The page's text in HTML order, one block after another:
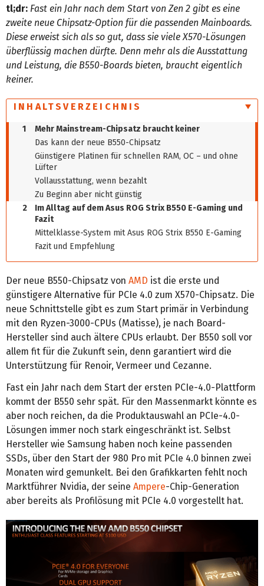
tl;dr: Fast ein Jahr nach dem Start von Zen 2 gibt es eine
zweite neue Chipsatz-Option für die passenden Mainboards.
Diese erweist sich als so gut, dass sie viele X570-Lösungen
überflüssig machen dürfte. Denn mehr als die Ausstattung
und Leistung, die B550-Boards bieten, braucht eigentlich
keiner.
INHALTSVERZEICHNIS
1
Mehr Mainstream-Chipsatz braucht keiner
Das kann der neue B550-Chipsatz
Günstigere Platinen für schnellen RAM, OC – und ohne
Lüfter
Vollausstattung, wenn bezahlt
Zu Beginn aber nicht günstig
2
Im Alltag auf dem Asus ROG Strix B550 E-Gaming und
Fazit
Mittelklasse-System mit Asus ROG Strix B550 E-Gaming
Fazit und Empfehlung
Der neue B550-Chipsatz von AMD ist die erste und
günstigere Alternative für PCIe 4.0 zum X570-Chipsatz. Die
neue Schnittstelle gibt es zum Start primär in Verbindung
mit den Ryzen-3000-CPUs (Matisse), je nach Board-
Hersteller sind auch ältere CPUs erlaubt. Der B550 soll vor
allem fit für die Zukunft sein, denn garantiert wird die
Unterstützung für Renoir, Vermeer und Cezanne.
Fast ein Jahr nach dem Start der ersten PCIe-4.0-Plattform
kommt der B550 sehr spät. Für den Massenmarkt könnte es
aber noch reichen, da die Produktauswahl an PCIe-4.0-
Lösungen immer noch stark eingeschränkt ist. Selbst
Hersteller wie Samsung haben noch keine passenden
SSDs, über den Start der 980 Pro mit PCIe 4.0 binnen zwei
Monaten wird gemunkelt. Bei den Grafikkarten fehlt noch
Marktführer Nvidia, der seine Ampere-Chip-Generation
aber bereits als Profilösung mit PCIe 4.0 vorgestellt hat.